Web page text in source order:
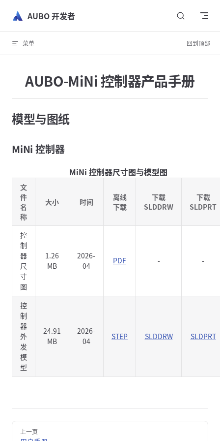
跳转到内容
AUBO 开发者
菜单 回到顶部
AUBO-MiNi 控制器产品手册
模型与图纸
MiNi 控制器
MiNi 控制器尺寸图与模型图
文
件
名
称
大小 时间
离线
下载
下载
SLDDRW
下载
SLDPRT
控
制
器
尺
寸
图
1.26
MB
2026-
04
PDF - -
控
制
器
外
发
模
型
24.91
MB
2026-
04
STEP SLDDRW SLDPRT
Pager上一页